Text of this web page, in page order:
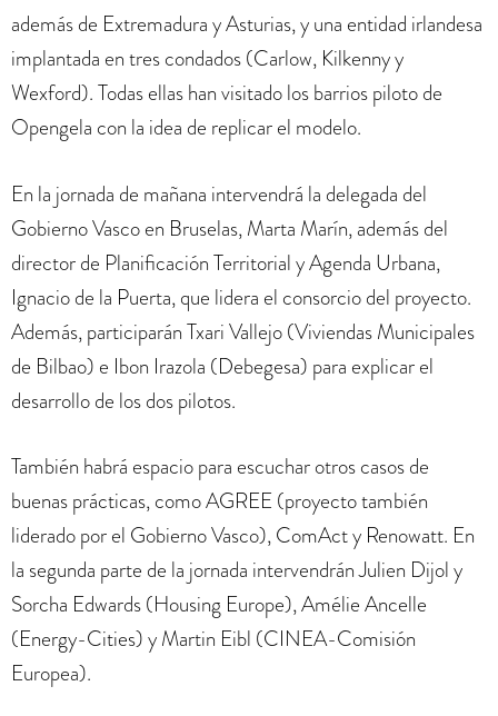
además de Extremadura y Asturias, y una entidad irlandesa
implantada en tres condados (Carlow, Kilkenny y
Wexford). Todas ellas han visitado los barrios piloto de
Opengela con la idea de replicar el modelo.
En la jornada de mañana intervendrá la delegada del
Gobierno Vasco en Bruselas, Marta Marín, además del
director de Planificación Territorial y Agenda Urbana,
Ignacio de la Puerta, que lidera el consorcio del proyecto.
Además, participarán Txari Vallejo (Viviendas Municipales
de Bilbao) e Ibon Irazola (Debegesa) para explicar el
desarrollo de los dos pilotos.
También habrá espacio para escuchar otros casos de
buenas prácticas, como AGREE (proyecto también
liderado por el Gobierno Vasco), ComAct y Renowatt. En
la segunda parte de la jornada intervendrán Julien Dijol y
Sorcha Edwards (Housing Europe), Amélie Ancelle
(Energy-Cities) y Martin Eibl (CINEA-Comisión
Europea).